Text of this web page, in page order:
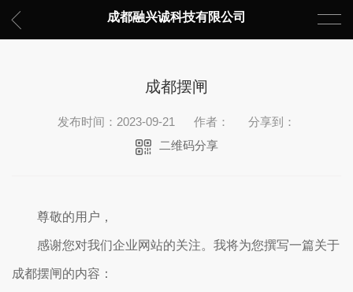
成都融兴诚科技有限公司
成都摆闸
发布时间：2023-09-21 作者：
分享到：
二维码分享
尊敬的用户，
感谢您对我们企业网站的关注。我将为您撰写一篇关于
成都摆闸的内容：